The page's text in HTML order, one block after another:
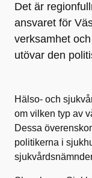
Det är
ansvaret för
verksamhet
utövar den
Hälso- och
om vilken typ av
Dessa
politikerna i